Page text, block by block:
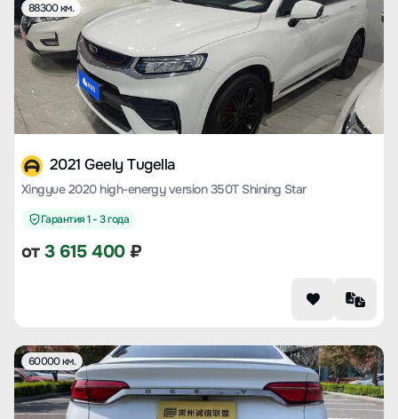
88300 км.
2021 Geely Tugella
Xingyue 2020 high-energy version 350T Shining Star
Гарантия 1 - 3 года
от3 615 400₽
60000 км.